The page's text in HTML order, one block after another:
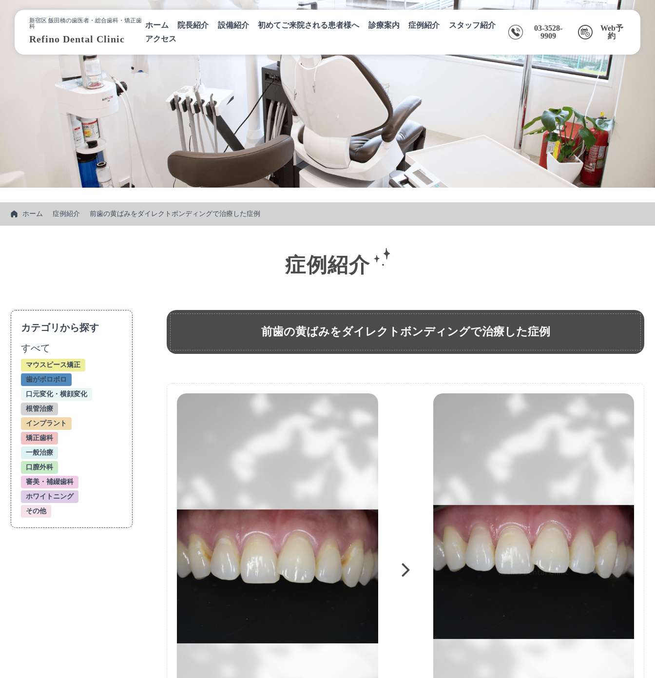
新宿区 飯田橋の歯医者・総合歯科・矯正歯
科
Refino Dental Clinic
ホーム 院長紹介 設備紹介 初めてご来院される患者様へ 診療案内 症例紹介
スタッフ紹介
アクセス
03-3528-
9909
Web予
約
ホーム 症例紹介 前歯の黄ばみをダイレクトボンディングで治療した症例
症例紹介
前歯の黄ばみをダイレクトボンディングで治療した症例
カテゴリから探す
すべて
マウスピース矯正
歯がボロボロ
口元変化・横顔変化
根管治療
インプラント
矯正歯科
一般治療
口膣外科
審美・補綴歯科
ホワイトニング
その他